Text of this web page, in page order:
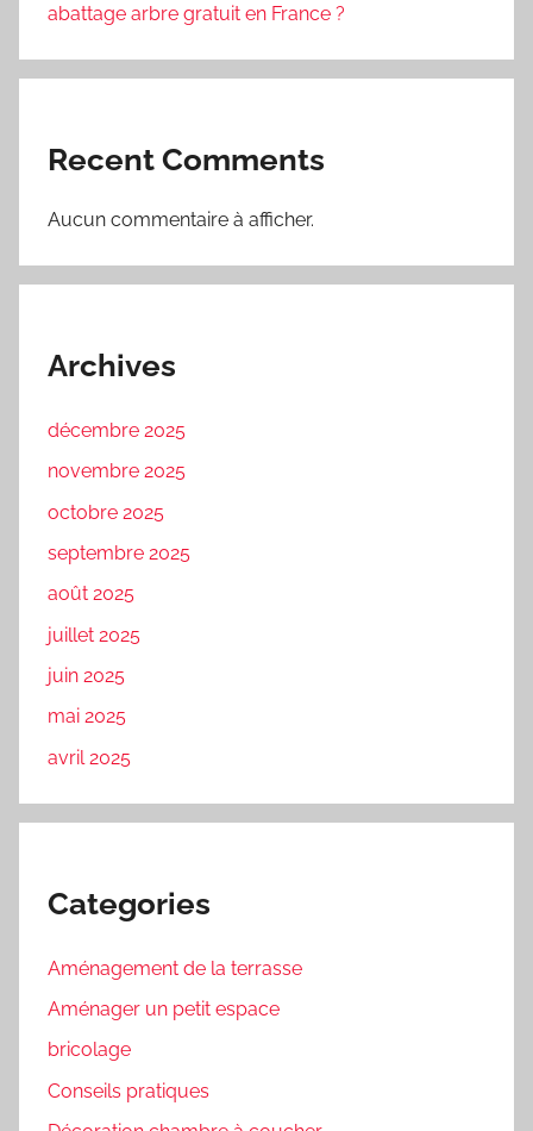
abattage arbre gratuit en France ?
Recent Comments
Aucun commentaire à afficher.
Archives
décembre 2025
novembre 2025
octobre 2025
septembre 2025
août 2025
juillet 2025
juin 2025
mai 2025
avril 2025
Categories
Aménagement de la terrasse
Aménager un petit espace
bricolage
Conseils pratiques